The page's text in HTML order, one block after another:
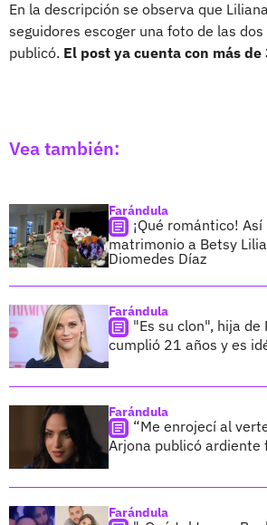
En la descripción se observa que
seguidores escoger una foto de las
publicó. El post ya cuenta con más de
Vea también:
Farándula
¡Qué romántico!
matrimonio a Betsy
Diomedes Díaz
Farándula
"Es su clon", hija de
cumplió 21 años y es
Farándula
“Me enrojecí al
Arjona publicó ardiente
Farándula